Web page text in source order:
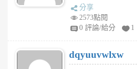
tu
6
個
分享
2573點閱
0 評論/給分
1
dqyuuvwlxw